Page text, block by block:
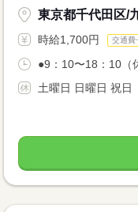
東京都千代田区/
時給1,700円 交通費
●9：10〜18：10（
土曜日 日曜日 祝日